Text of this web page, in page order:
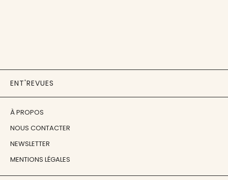
ENT'REVUES
À PROPOS
NOUS CONTACTER
NEWSLETTER
MENTIONS LÉGALES